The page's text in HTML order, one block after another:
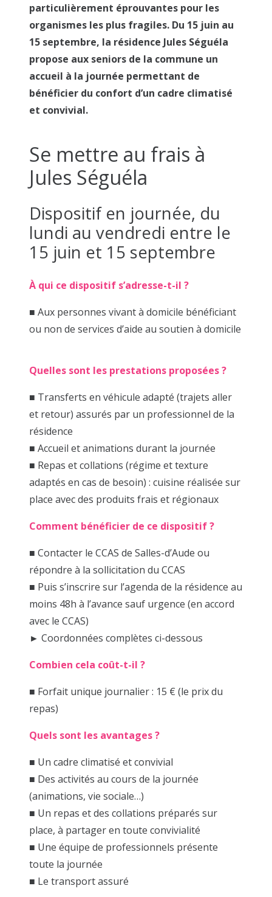
particulièrement éprouvantes pour les
organismes les plus fragiles. Du 15 juin au
15 septembre, la résidence Jules Séguéla
propose aux seniors de la commune un
accueil à la journée permettant de
bénéficier du confort d’un cadre climatisé
et convivial.
Se mettre au frais à
Jules Séguéla
Dispositif en journée, du
lundi au vendredi entre le
15 juin et 15 septembre
À qui ce dispositif s’adresse-t-il ?
■ Aux personnes vivant à domicile bénéficiant
ou non de services d’aide au soutien à domicile
Quelles sont les prestations proposées ?
■ Transferts en véhicule adapté (trajets aller
et retour) assurés par un professionnel de la
résidence
■ Accueil et animations durant la journée
■ Repas et collations (régime et texture
adaptés en cas de besoin) : cuisine réalisée sur
place avec des produits frais et régionaux
Comment bénéficier de ce dispositif ?
■ Contacter le CCAS de Salles-d’Aude ou
répondre à la sollicitation du CCAS
■ Puis s’inscrire sur l’agenda de la résidence au
moins 48h à l’avance sauf urgence (en accord
avec le CCAS)
► Coordonnées complètes ci-dessous
Combien cela coût-t-il ?
■ Forfait unique journalier : 15 € (le prix du
repas)
Quels sont les avantages ?
■ Un cadre climatisé et convivial
■ Des activités au cours de la journée
(animations, vie sociale…)
■ Un repas et des collations préparés sur
place, à partager en toute convivialité
■ Une équipe de professionnels présente
toute la journée
■ Le transport assuré